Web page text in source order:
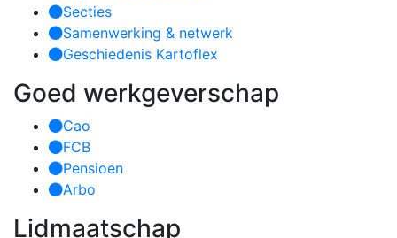
Secties
Samenwerking & netwerk
Geschiedenis Kartoflex
Goed werkgeverschap
Cao
FCB
Pensioen
Arbo
Lidmaatschap